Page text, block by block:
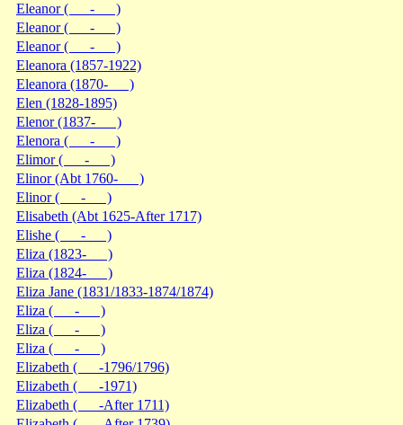
Eleanor ( - )
Eleanor ( - )
Eleanor ( - )
Eleanora (1857-1922)
Eleanora (1870- )
Elen (1828-1895)
Elenor (1837- )
Elenora ( - )
Elimor ( - )
Elinor (Abt 1760- )
Elinor ( - )
Elisabeth (Abt 1625-After 1717)
Elishe ( - )
Eliza (1823- )
Eliza (1824- )
Eliza Jane (1831/1833-1874/1874)
Eliza ( - )
Eliza ( - )
Eliza ( - )
Elizabeth ( -1796/1796)
Elizabeth ( -1971)
Elizabeth ( -After 1711)